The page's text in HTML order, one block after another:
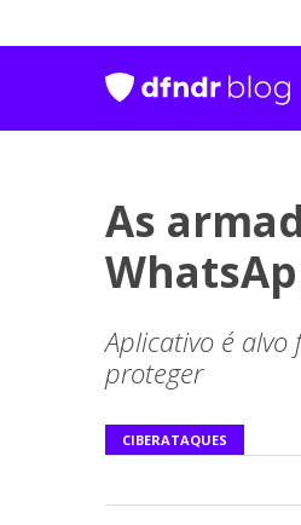
As
Aplicativo é alvo
proteger
CIBERATAQUES